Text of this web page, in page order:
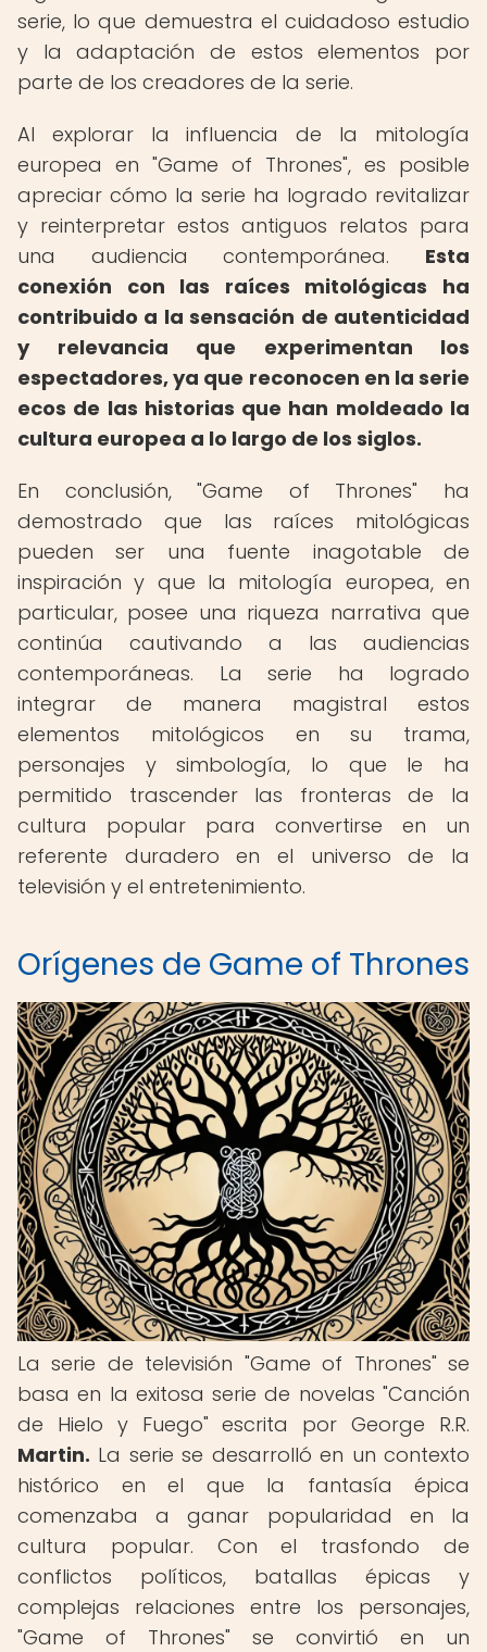
serie, lo que demuestra el cuidadoso estudio
y la adaptación de estos elementos por
parte de los creadores de la serie.
Al explorar la influencia de la mitología
europea en "Game of Thrones", es posible
apreciar cómo la serie ha logrado revitalizar
y reinterpretar estos antiguos relatos para
una audiencia contemporánea. Esta
conexión con las raíces mitológicas ha
contribuido a la sensación de autenticidad
y relevancia que experimentan los
espectadores, ya que reconocen en la serie
ecos de las historias que han moldeado la
cultura europea a lo largo de los siglos.
En conclusión, "Game of Thrones" ha
demostrado que las raíces mitológicas
pueden ser una fuente inagotable de
inspiración y que la mitología europea, en
particular, posee una riqueza narrativa que
continúa cautivando a las audiencias
contemporáneas. La serie ha logrado
integrar de manera magistral estos
elementos mitológicos en su trama,
personajes y simbología, lo que le ha
permitido trascender las fronteras de la
cultura popular para convertirse en un
referente duradero en el universo de la
televisión y el entretenimiento.
Orígenes de Game of Thrones
La serie de televisión "Game of Thrones" se
basa en la exitosa serie de novelas "Canción
de Hielo y Fuego" escrita por George R.R.
Martin. La serie se desarrolló en un contexto
histórico en el que la fantasía épica
comenzaba a ganar popularidad en la
cultura popular. Con el trasfondo de
conflictos políticos, batallas épicas y
complejas relaciones entre los personajes,
"Game of Thrones" se convirtió en un